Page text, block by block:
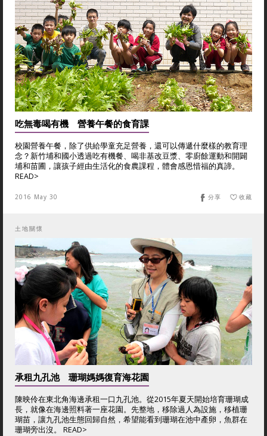
吃無毒喝有機 營養午餐的食育課
校園營養午餐，除了供給學童充足營養，還可以傳遞什麼樣的教育理
念？新竹埔和國小透過吃有機餐、喝非基改豆漿、零廚餘運動和開闢
埔和苗圃，讓孩子經由生活化的食農課程，體會感恩惜福的真諦。
READ>
2016 May 30 收藏
分享
土地關懷
承租九孔池 珊瑚媽媽復育海花園
陳映伶在東北角海邊承租一口九孔池。從2015年夏天開始培育珊瑚成
長，就像在海邊照料著一座花園。先整地，移除過人為設施，移植珊
瑚苗，讓九孔池生態回歸自然，希望能看到珊瑚在池中產卵，魚群在
珊瑚旁出沒。 READ>